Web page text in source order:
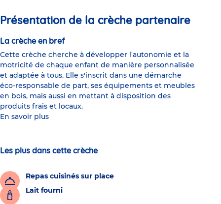
Présentation de la crèche partenaire
La crèche en bref
Cette crèche cherche à développer l'autonomie et la
motricité de chaque enfant de manière personnalisée
et adaptée à tous. Elle s'inscrit dans une démarche
éco-responsable de part, ses équipements et meubles
en bois, mais aussi en mettant à disposition des
produits frais et locaux.
En savoir plus
Les plus dans cette crèche
Repas cuisinés sur place
Lait fourni